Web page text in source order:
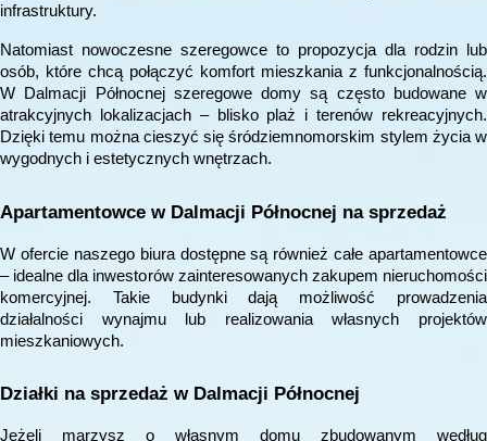
infrastruktury.
Natomiast nowoczesne szeregowce to propozycja dla rodzin lub
osób, które chcą połączyć komfort mieszkania z funkcjonalnością.
W Dalmacji Północnej szeregowe domy są często budowane w
atrakcyjnych lokalizacjach – blisko plaż i terenów rekreacyjnych.
Dzięki temu można cieszyć się śródziemnomorskim stylem życia w
wygodnych i estetycznych wnętrzach.
Apartamentowce w Dalmacji Północnej na sprzedaż
W ofercie naszego biura dostępne są również całe apartamentowce
– idealne dla inwestorów zainteresowanych zakupem nieruchomości
komercyjnej. Takie budynki dają możliwość prowadzenia
działalności wynajmu lub realizowania własnych projektów
mieszkaniowych.
Działki na sprzedaż w Dalmacji Północnej
Jeżeli marzysz o własnym domu zbudowanym według